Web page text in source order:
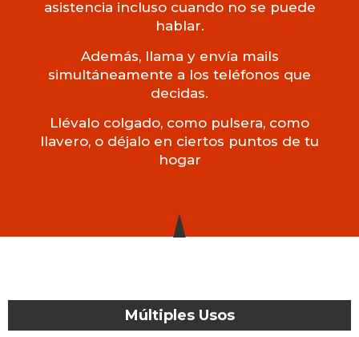
asistencia incluso cuando no se puede
hablar.
Además, llama y envía mails
simultáneamente a los teléfonos que
decidas.
Llévalo colgado, como pulsera, como
llavero, o déjalo en ciertos puntos de tu
hogar
Múltiples Usos